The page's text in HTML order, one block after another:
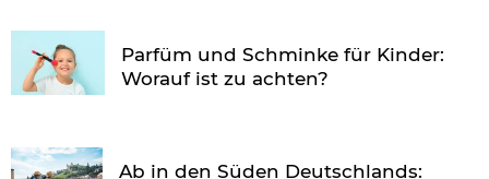
Parfüm und Schminke für Kinder:
Worauf ist zu achten?
Ab in den Süden Deutschlands: